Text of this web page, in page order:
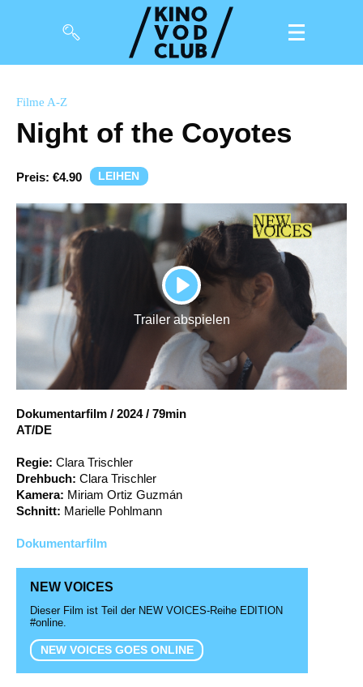
Magazin
Kuratierungen
So geht’s
Filmpakete
Gutscheine
& Filmpässe
Account
Filme A-Z
Night of the Coyotes
Preis: €4.90 LEIHEN
PLAY
Trailer abspielen
Dokumentarfilm / 2024 / 79min
AT/DE
Regie: Clara Trischler
Drehbuch: Clara Trischler
Kamera: Miriam Ortiz Guzmán
Schnitt: Marielle Pohlmann
Dokumentarfilm
NEW VOICES
Dieser Film ist Teil der NEW VOICES-Reihe EDITION
#online.
NEW VOICES GOES ONLINE